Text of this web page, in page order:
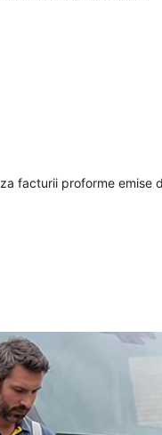
facturii proforme emise